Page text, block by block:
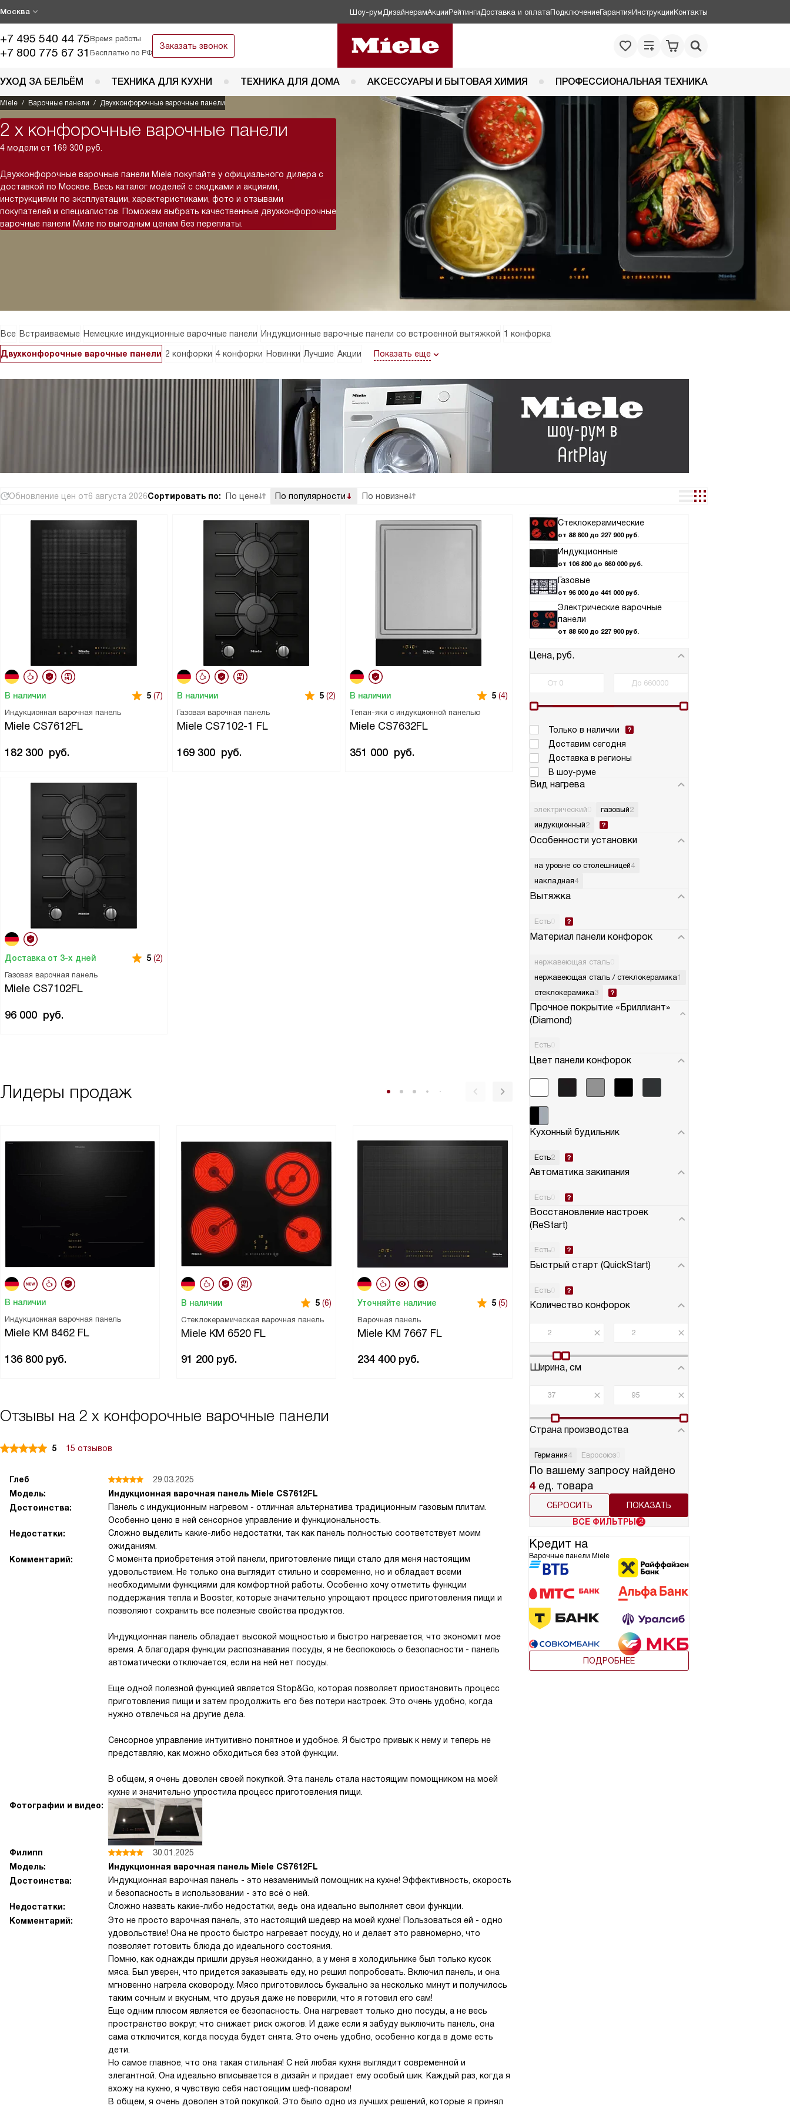
Москва Шоу-рум ДизайнерамАкцииРейтинги Доставка и оплатаПодключениеГарантияИнструкцииКонтакты
+7 495 540 44 75Время работы
+7 800 775 67 31 Бесплатно по РФ
Заказать звонок
УХОД ЗА БЕЛЬЁМ ТЕХНИКА ДЛЯ КУХНИ ТЕХНИКА ДЛЯ ДОМА АКСЕССУАРЫ И БЫТОВАЯ ХИМИЯ ПРОФЕССИОНАЛЬНАЯ ТЕХНИКА
Miele Варочные панели Двухконфорочные варочные панели
2 х конфорочные варочные панели
4 модели от 169 300 руб.
Двухконфорочные варочные панели Miele покупайте у официального дилера с
доставкой по Москве. Весь каталог моделей с скидками и акциями,
инструкциями по эксплуатации, характеристиками, фото и отзывами
покупателей и специалистов. Поможем выбрать качественные двухконфорочные
варочные панели Миле по выгодным ценам без переплаты.
Все Встраиваемые Немецкие индукционные варочные панели Индукционные варочные панели со встроенной вытяжкой 1 конфорка
Двухконфорочные варочные панели 2 конфорки 4 конфорки Новинки Лучшие Акции Показать еще
Обновление цен от6 августа 2026Сортировать по: По цене По популярности По новизне
Стеклокерамические
от 88 600 до 227 900 руб.
Индукционные
от 106 800 до 660 000 руб.
Газовые
от 96 000 до 441 000 руб.
Электрические варочные
панели
от 88 600 до 227 900 руб.
Цена, руб.
Только в наличии
Доставим сегодня
Доставка в регионы
В шоу-руме
Вид нагрева
электрический газовый2
индукционный2
Особенности установки
на уровне со столешницей4
накладная4
Вытяжка
Есть
Материал панели конфорок
нержавеющая сталь
нержавеющая сталь / стеклокерамика1
стеклокерамика3
Прочное покрытие «Бриллиант»
(Diamond)
Есть
Цвет панели конфорок
Кухонный будильник
Есть2
Автоматика закипания
Есть
Восстановление настроек
(ReStart)
Есть
Быстрый старт (QuickStart)
Есть
Количество конфорок
Ширина, см
Страна производства
Германия4 Евросоюз
По вашему запросу найдено
4 ед. товара
СБРОСИТЬ
ВСЕ ФИЛЬТРЫ
2
Кредит на
Варочные панели Miele
ПОДРОБНЕЕ
Индукционная варочная панель
Miele CS7612FL
В наличии 5 (7)
182 300 руб.
Газовая варочная панель
Miele CS7102-1 FL
В наличии 5 (2)
169 300 руб.
Тепан-яки с индукционной панелью
Miele CS7632FL
В наличии 5 (4)
351 000 руб.
Газовая варочная панель
Miele CS7102FL
Доставка от 3-х дней 5 (2)
96 000 руб.
Лидеры продаж
В наличии
Индукционная варочная панель
Miele KM 8462 FL
136 800 руб.
В наличии 5 (6)
Стеклокерамическая варочная панель
Miele KM 6520 FL
91 200 руб.
Уточняйте наличие 5 (5)
Варочная панель
Miele KM 7667 FL
234 400 руб.
В наличии (9)
Miele KM 7464 FR
136 800руб.
Отзывы на 2 х конфорочные варочные панели
5 15 отзывов
Глеб
29.03.2025
Модель:
Индукционная варочная панель Miele CS7612FL
Достоинства:
Панель с индукционным нагревом - отличная альтернатива традиционным газовым плитам.
Особенно ценю в ней сенсорное управление и функциональность.
Недостатки:
Сложно выделить какие-либо недостатки, так как панель полностью соответствует моим
ожиданиям.
Комментарий:
С момента приобретения этой панели, приготовление пищи стало для меня настоящим
удовольствием. Не только она выглядит стильно и современно, но и обладает всеми
необходимыми функциями для комфортной работы. Особенно хочу отметить функции
поддержания тепла и Booster, которые значительно упрощают процесс приготовления пищи и
позволяют сохранить все полезные свойства продуктов.
Индукционная панель обладает высокой мощностью и быстро нагревается, что экономит мое
время. А благодаря функции распознавания посуды, я не беспокоюсь о безопасности - панель
автоматически отключается, если на ней нет посуды.
Еще одной полезной функцией является Stop&Go, которая позволяет приостановить процесс
приготовления пищи и затем продолжить его без потери настроек. Это очень удобно, когда
нужно отвлечься на другие дела.
Сенсорное управление интуитивно понятное и удобное. Я быстро привык к нему и теперь не
представляю, как можно обходиться без этой функции.
В общем, я очень доволен своей покупкой. Эта панель стала настоящим помощником на моей
кухне и значительно упростила процесс приготовления пищи.
Фотографии и видео:
Филипп
30.01.2025
Модель:
Индукционная варочная панель Miele CS7612FL
Достоинства:
Индукционная варочная панель - это незаменимый помощник на кухне! Эффективность, скорость
и безопасность в использовании - это всё о ней.
Недостатки:
Сложно назвать какие-либо недостатки, ведь она идеально выполняет свои функции.
Комментарий:
Это не просто варочная панель, это настоящий шедевр на моей кухне! Пользоваться ей - одно
удовольствие! Она не просто быстро нагревает посуду, но и делает это равномерно, что
позволяет готовить блюда до идеального состояния.
Помню, как однажды пришли друзья неожиданно, а у меня в холодильнике был только кусок
мяса. Был уверен, что придется заказывать еду, но решил попробовать. Включил панель, и она
мгновенно нагрела сковороду. Мясо приготовилось буквально за несколько минут и получилось
таким сочным и вкусным, что друзья даже не поверили, что я готовил его сам!
Еще одним плюсом является ее безопасность. Она нагревает только дно посуды, а не весь
пространство вокруг, что снижает риск ожогов. И даже если я забуду выключить панель, она
сама отключится, когда посуда будет снята. Это очень удобно, особенно когда в доме есть
дети.
Но самое главное, что она такая стильная! С ней любая кухня выглядит современной и
элегантной. Она идеально вписывается в дизайн и придает ему особый шик. Каждый раз, когда я
вхожу на кухню, я чувствую себя настоящим шеф-поваром!
В общем, я очень доволен этой покупкой. Это было одно из лучших решений, которые я принял